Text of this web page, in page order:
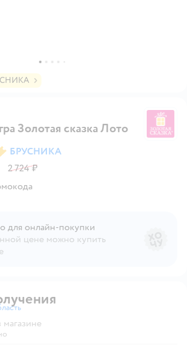
Золотая сказка Лото
БРУСНИКА
2 724 ₽
для онлайн‑покупки
цене можно купить
адреса доставки.
магазине